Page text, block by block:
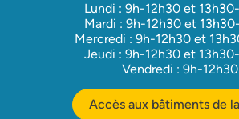
Lundi : 9h-12h30 et
Mardi : 9h-12h30 et
Mercredi : 9h-12h30 et
Jeudi : 9h-12h30 et
Vendredi : 9h-12h30
Accès aux bâtiments de